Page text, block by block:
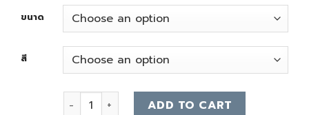
ขนาด
สี
Celine Ava Kanda Felt Bag quantity
ADD TO CART